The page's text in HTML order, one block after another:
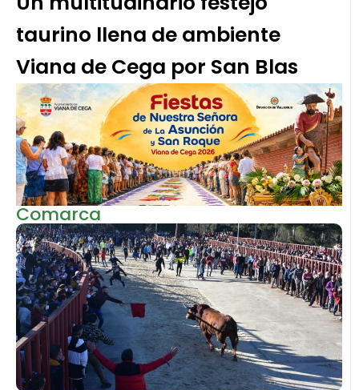
taurino llena de ambiente
Viana de Cega por San Blas
Comarca